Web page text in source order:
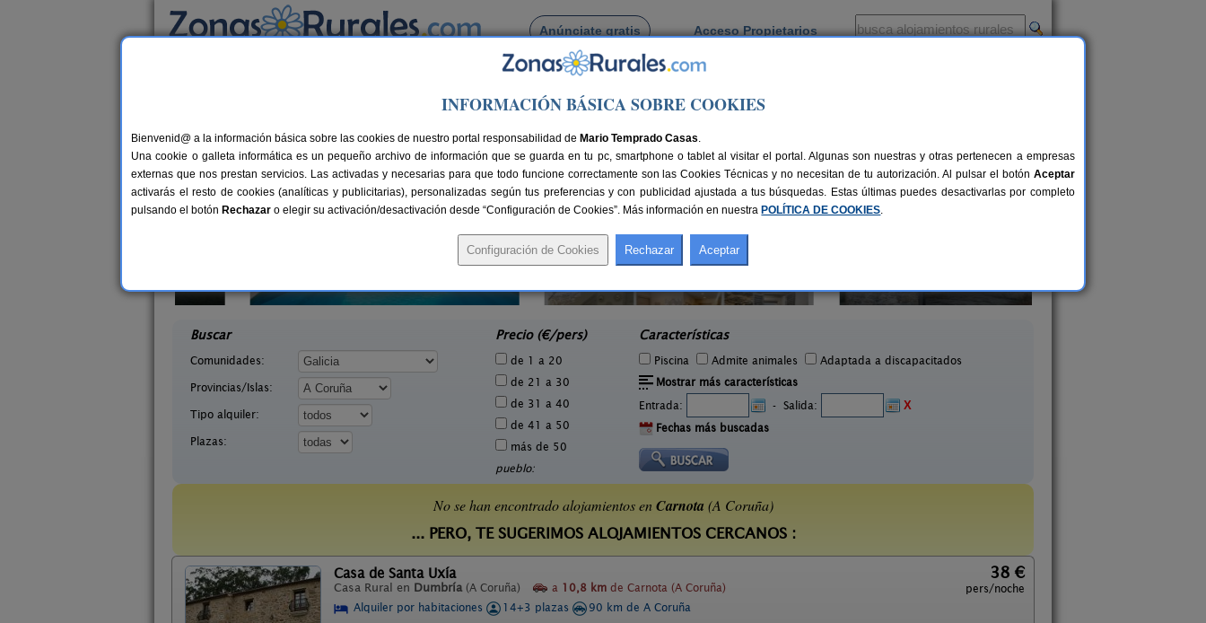
Anúnciate gratis Acceso Propietarios
Busca por pueblo
Casas Rurales cerca de Carnota
27 €
Casa Perelos
Buscar
Comunidades:
Provincias/Islas:
Tipo alquiler:
Plazas:
Precio (€/pers)
de 1 a 20
de 21 a 30
de 31 a 40
de 41 a 50
más de 50
pueblo:
Características
Piscina Admite animales
Adaptada a discapacitados
Mostrar más características
Entrada:
- Salida:
X
Fechas más buscadas
No se han encontrado alojamientos enCarnota (A Coruña)
... PERO, TE SUGERIMOS ALOJAMIENTOS CERCANOS :
Casa de Santa Uxía
Casa Rural en Dumbría (A Coruña) a 10,8 km de Carnota (A Coruña)
38 €
pers/noche
Alquiler por habitaciones
14+3 plazas
90 km de A Coruña
INFORMACIÓN BÁSICA SOBRE COOKIES
Bienvenid@ a la información básica sobre las cookies de nuestro portal responsabilidad de Mario Temprado Casas.
Una cookie o galleta informática es un pequeño archivo de información que se guarda en tu pc, smartphone o tablet al visitar el portal. Algunas son nuestras y otras pertenecen a empresas
externas que nos prestan servicios. Las activadas y necesarias para que todo funcione correctamente son las Cookies Técnicas y no necesitan de tu autorización. Al pulsar el botón Aceptar
activarás el resto de cookies (analíticas y publicitarias), personalizadas según tus preferencias y con publicidad ajustada a tus búsquedas. Estas últimas puedes desactivarlas por completo
pulsando el botón Rechazar o elegir su activación/desactivación desde “Configuración de Cookies”. Más información en nuestra POLÍTICA DE COOKIES.